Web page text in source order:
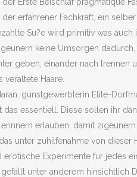
der erfahrener Fachkraft, ein
Su?e wird primitiv was auch
keine Umsorgen
geben, einander nach
veraltete Haare.
gunstgewerblerin Elite-
das essentiell. Diese sollen ihr
erlauben, damit
unter zuhilfenahme von dieser
Experimente fur jedes
unter anderem hinsichtlich